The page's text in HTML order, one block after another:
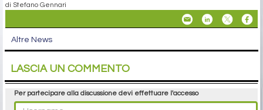
di Stefano Gennari
Altre News
LASCIA UN COMMENTO
Per partecipare alla discussione devi effettuare l'accesso